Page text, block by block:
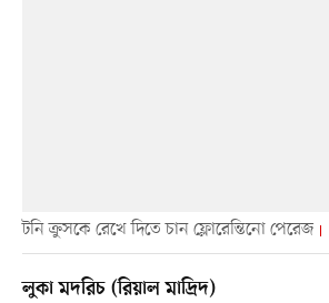
টনি ক্রুসকে রেখে দিতে চান ফ্লোরেন্তিনো পেরেজ
লুকা মদরিচ (রিয়াল মাদ্রিদ)